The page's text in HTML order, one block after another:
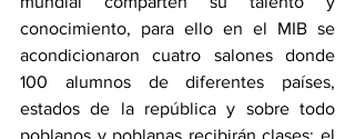
conocimiento, para ello en el MIB se
acondicionaron cuatro salones donde
100 alumnos de diferentes países,
estados de la república y sobre todo